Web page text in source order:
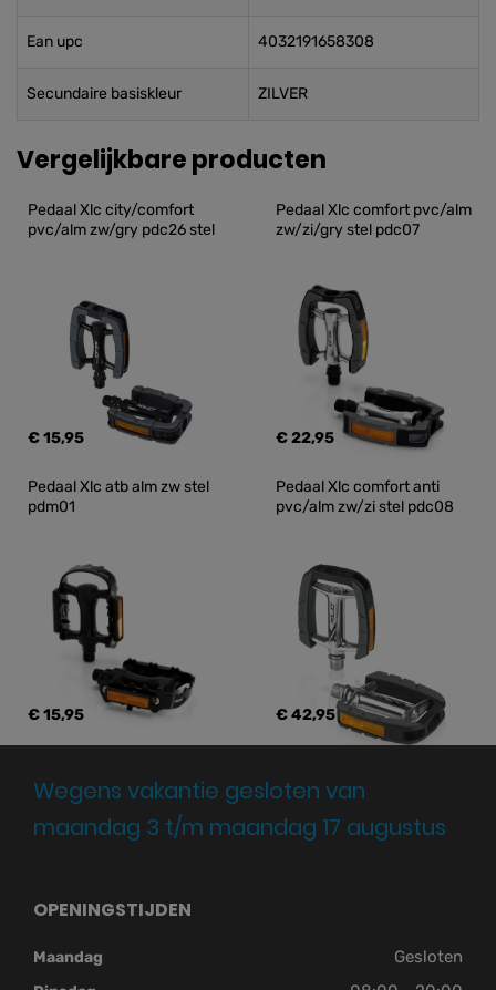
Ean upc 4032191658308
Secundaire basiskleur ZILVER
Vergelijkbare producten
Pedaal Xlc city/comfort
pvc/alm zw/gry pdc26 stel
€ 15,95
Pedaal Xlc comfort pvc/alm
zw/zi/gry stel pdc07
€ 22,95
Pedaal Xlc atb alm zw stel
pdm01
€ 15,95
Pedaal Xlc comfort anti
pvc/alm zw/zi stel pdc08
€ 42,95
Wegens vakantie gesloten van
maandag 3 t/m maandag 17 augustus
OPENINGSTIJDEN
Maandag Gesloten